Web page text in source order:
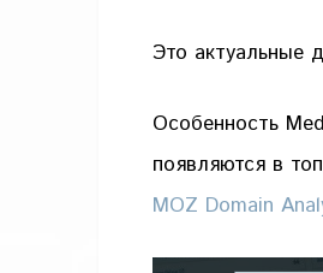
Это актуальные
Особенность
появляются в
MOZ Domain